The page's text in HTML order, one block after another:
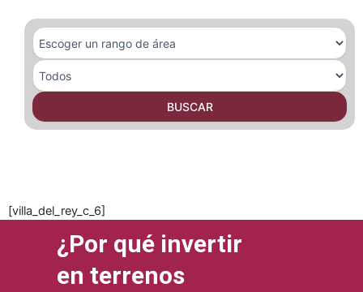
BUSCAR
[villa_del_rey_c_6]
¿Por qué invertir
en terrenos